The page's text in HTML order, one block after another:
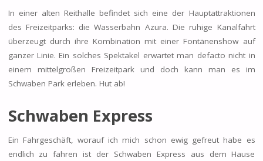
In einer alten Reithalle befindet sich eine der Hauptattraktionen
des Freizeitparks: die Wasserbahn Azura. Die ruhige Kanalfahrt
überzeugt durch ihre Kombination mit einer Fontänenshow auf
ganzer Linie. Ein solches Spektakel erwartet man defacto nicht in
einem mittelgroßen Freizeitpark und doch kann man es im
Schwaben Park erleben. Hut ab!
Schwaben Express
Ein Fahrgeschäft, worauf ich mich schon ewig gefreut habe es
endlich zu fahren ist der Schwaben Express aus dem Hause